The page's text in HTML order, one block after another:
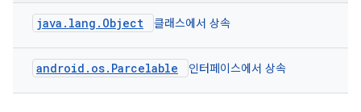
java.lang.Object 클래스에서 상속
android.os.Parcelable 인터페이스에서 상속